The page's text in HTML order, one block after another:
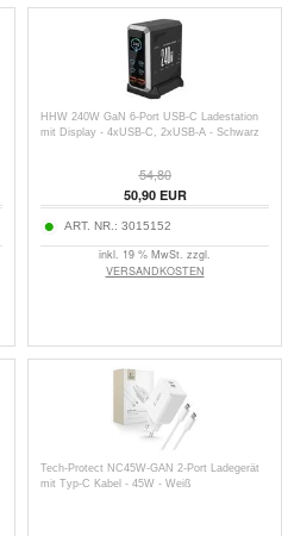
HHW 240W GaN 6-Port USB-C Ladestation
mit Display - 4xUSB-C, 2xUSB-A - Schwarz
54,80
50,90EUR
ART. NR.: 3015152
inkl. 19 % MwSt. zzgl.
VERSANDKOSTEN
Tech-Protect NC45W-GAN 2-Port Ladegerät
mit Typ-C Kabel - 45W - Weiß